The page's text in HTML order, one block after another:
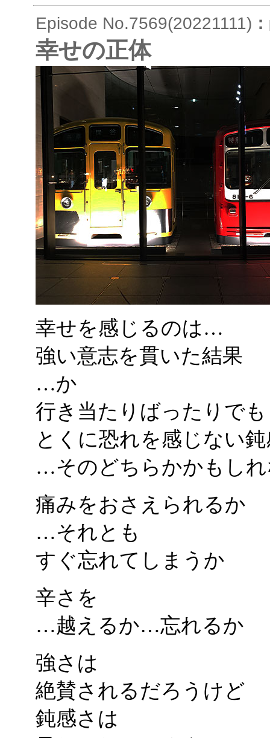
Episode No.7569(20221111) ：
幸せの正体
幸せを感じるのは…
強い意志を貫いた結果
…か
行き当たりばったりでも
とくに恐れを感じない
…そのどちらかかもし
痛みをおさえられるか
…それとも
すぐ忘れてしまうか
辛さを
…越えるか…忘れるか
強さは
絶賛されるだろうけど
鈍感さは